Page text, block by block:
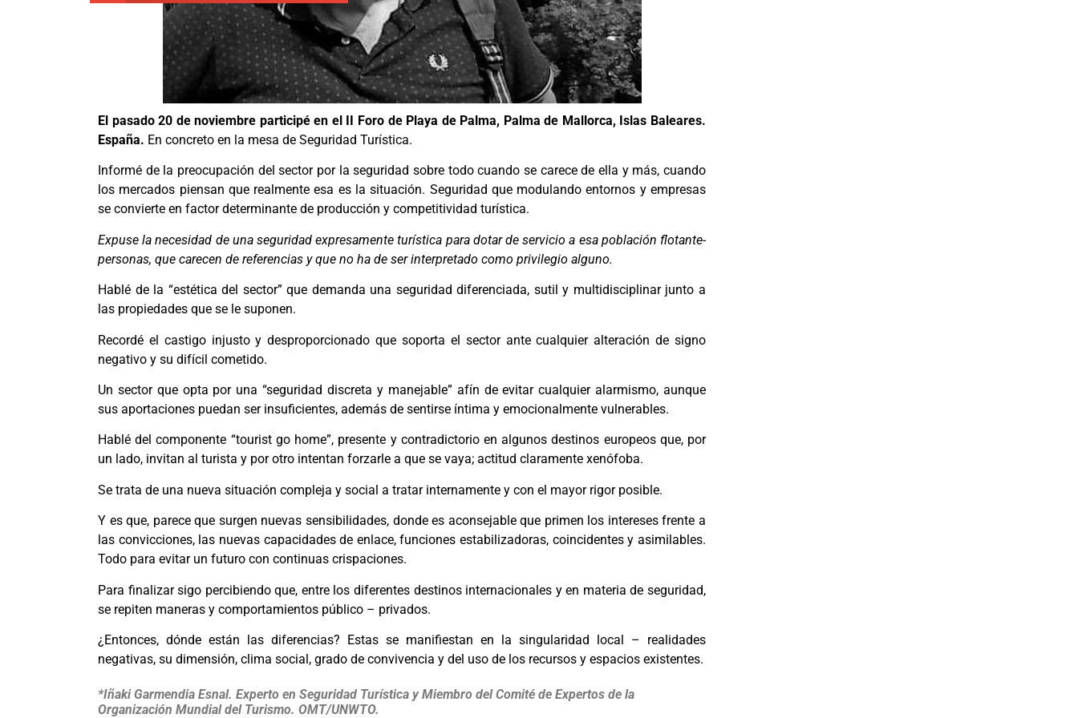
El pasado 20 de noviembre participé en el II Foro de Playa de Palma, Palma de Mallorca, Islas Baleares.
España. En concreto en la mesa de Seguridad Turística.
Informé de la preocupación del sector por la seguridad sobre todo cuando se carece de ella y más, cuando
los mercados piensan que realmente esa es la situación. Seguridad que modulando entornos y empresas
se convierte en factor determinante de producción y competitividad turística.
Expuse la necesidad de una seguridad expresamente turística para dotar de servicio a esa población flotante-
personas, que carecen de referencias y que no ha de ser interpretado como privilegio alguno.
Hablé de la “estética del sector” que demanda una seguridad diferenciada, sutil y multidisciplinar junto a
las propiedades que se le suponen.
Recordé el castigo injusto y desproporcionado que soporta el sector ante cualquier alteración de signo
negativo y su difícil cometido.
Un sector que opta por una “seguridad discreta y manejable” afín de evitar cualquier alarmismo, aunque
sus aportaciones puedan ser insuficientes, además de sentirse íntima y emocionalmente vulnerables.
Hablé del componente “tourist go home”, presente y contradictorio en algunos destinos europeos que, por
un lado, invitan al turista y por otro intentan forzarle a que se vaya; actitud claramente xenófoba.
Se trata de una nueva situación compleja y social a tratar internamente y con el mayor rigor posible.
Y es que, parece que surgen nuevas sensibilidades, donde es aconsejable que primen los intereses frente a
las convicciones, las nuevas capacidades de enlace, funciones estabilizadoras, coincidentes y asimilables.
Todo para evitar un futuro con continuas crispaciones.
Para finalizar sigo percibiendo que, entre los diferentes destinos internacionales y en materia de seguridad,
se repiten maneras y comportamientos público – privados.
¿Entonces, dónde están las diferencias? Estas se manifiestan en la singularidad local – realidades
negativas, su dimensión, clima social, grado de convivencia y del uso de los recursos y espacios existentes.
*Iñaki Garmendia Esnal. Experto en Seguridad Turística y Miembro del Comité de Expertos de la
Organización Mundial del Turismo. OMT/UNWTO.